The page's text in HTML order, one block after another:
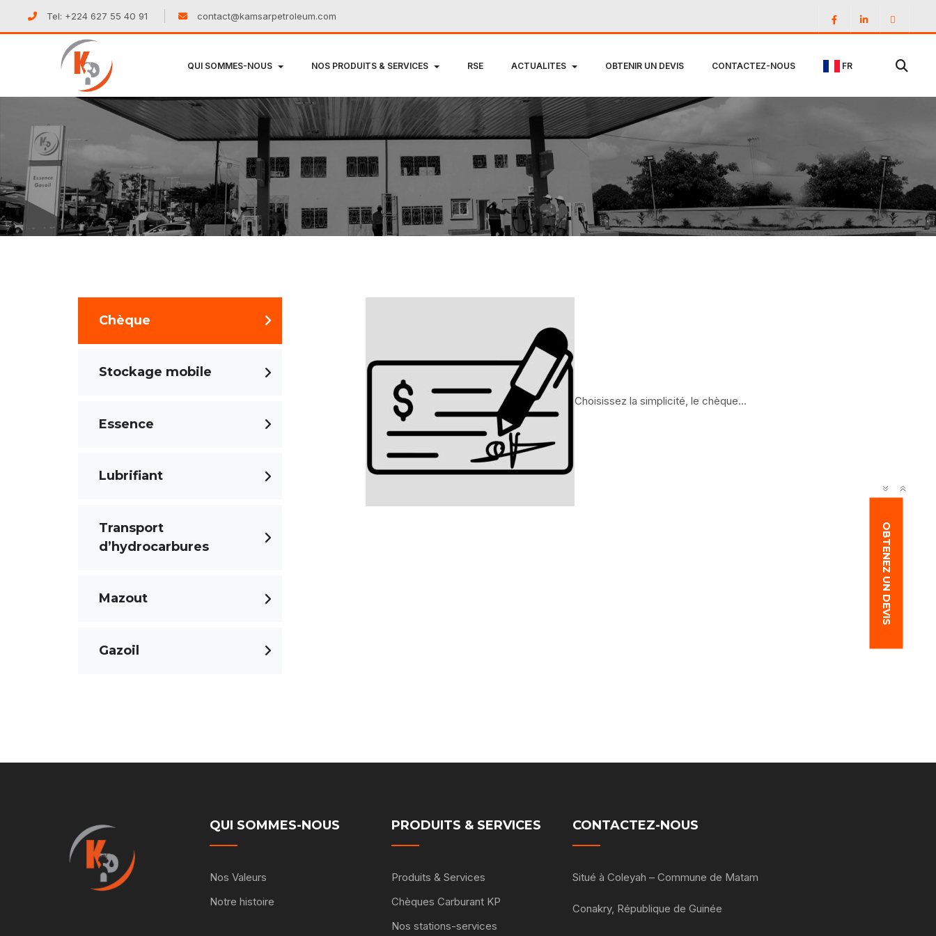
Tel: +224 627 55 40 91 contact@kamsarpetroleum.com
QUI SOMMES-NOUS NOS PRODUITS & SERVICES RSE ACTUALITES OBTENIR UN DEVIS CONTACTEZ-NOUS FR
Chèque
Stockage mobile
Essence
Lubrifiant
Transport
d’hydrocarbures
Mazout
Gazoil
Choisissez la simplicité, le chèque…
QUI SOMMES-NOUS
Nos Valeurs
Notre histoire
PRODUITS & SERVICES
Produits & Services
Chèques Carburant KP
Nos stations-services
CONTACTEZ-NOUS
Situé à Coleyah – Commune de Matam
Conakry, République de Guinée
OBTENEZ UN DEVIS